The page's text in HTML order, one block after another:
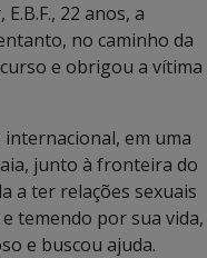
22 anos, a
no caminho da
e obrigou a vítima
em uma
junto à fronteira do
a ter relações sexuais
temendo por sua vida,
e buscou ajuda.